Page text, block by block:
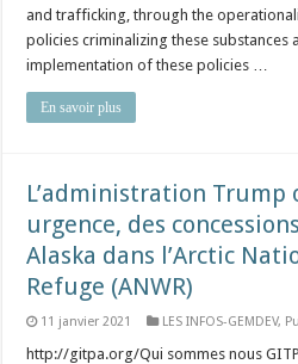
and trafficking, through the
policies criminalizing these substances
implementation of these policies …
En savoir plus
L’administration Trump
urgence, des
Alaska dans l’Arctic
Refuge (ANWR)
11 janvier 2021 LES INFOS-GEMDEV,
http://gitpa.org/Qui sommes nous